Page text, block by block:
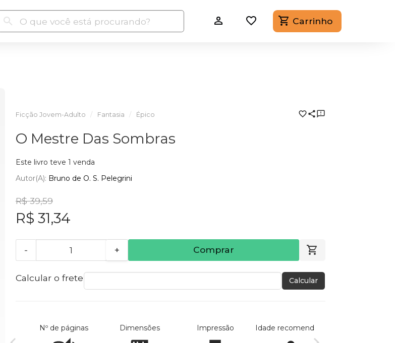
Carrinho
Ficção Jovem-Adulto Fantasia Épico
O Mestre Das Sombras
Este livro teve 1 venda
Autor(a): Bruno de O. S. Pelegrini
R$ 39,59
R$ 31,34
- + Comprar
Calcular o frete Calcular
Nº de páginas Dimensões Impressão Idade recomendada